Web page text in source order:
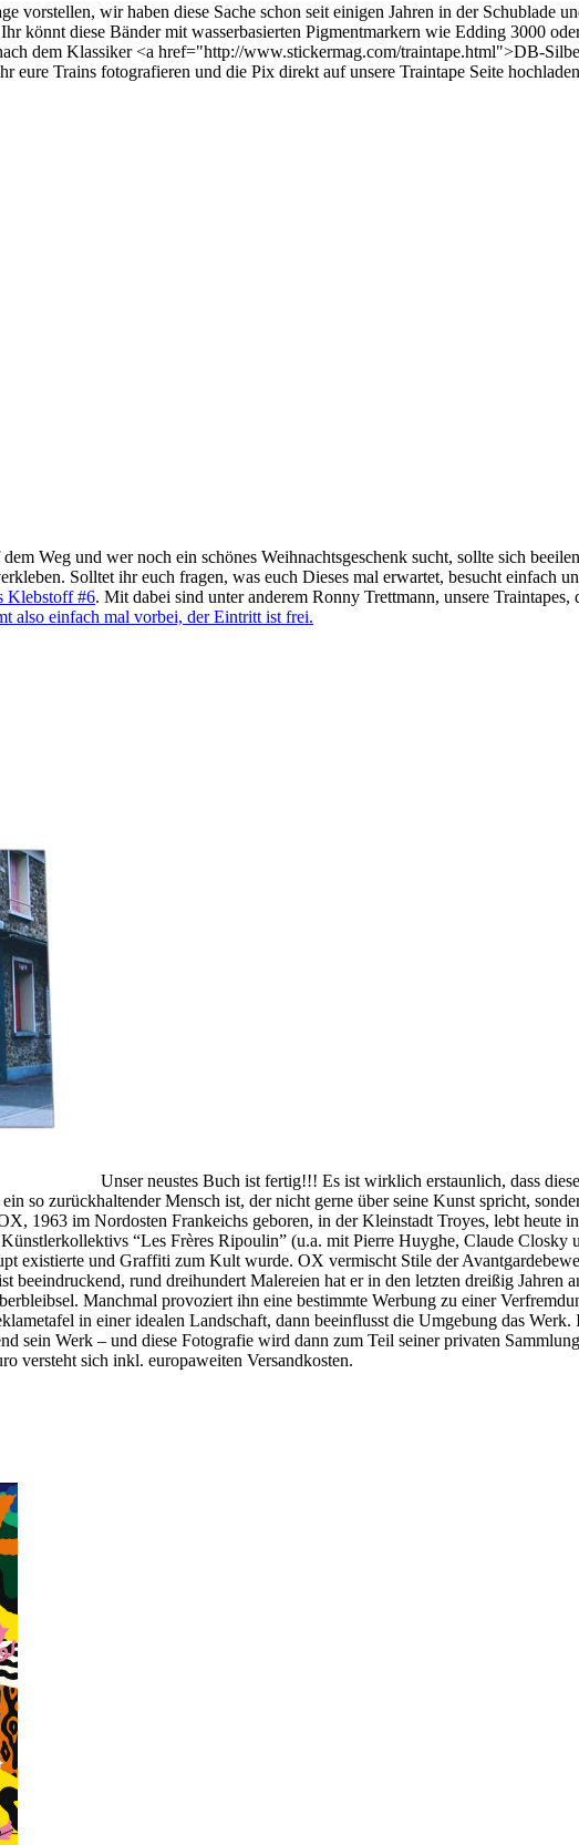
vorstellen, wir haben diese Sache schon seit einigen Jahren in der Schublade
könnt diese Bänder mit wasserbasierten Pigmentmarkern wie Edding 3000
dem Klassiker <a href="http://www.stickermag.com/traintape.html">DB-
eure Trains fotografieren und die Pix direkt auf unsere Traintape Seite
Weg und wer noch ein schönes Weihnachtsgeschenk sucht, sollte sich
Solltet ihr euch fragen, was euch Dieses mal erwartet, besucht einfach
Klebstoff #6. Mit dabei sind unter anderem Ronny Trettmann, unsere
also einfach mal vorbei, der Eintritt ist frei.
Unser neustes Buch ist fertig!!! Es ist wirklich erstaunlich, dass
so zurückhaltender Mensch ist, der nicht gerne über seine Kunst spricht,
1963 im Nordosten Frankeichs geboren, in der Kleinstadt Troyes, lebt heute
“Les Frères Ripoulin” (u.a. mit Pierre Huyghe, Claude Closky
existierte und Graffiti zum Kult wurde. OX vermischt Stile der
beeindruckend, rund dreihundert Malereien hat er in den letzten dreißig Jahren
Manchmal provoziert ihn eine bestimmte Werbung zu einer
in einer idealen Landschaft, dann beeinflusst die Umgebung das
sein Werk – und diese Fotografie wird dann zum Teil seiner privaten
versteht sich inkl. europaweiten Versandkosten.